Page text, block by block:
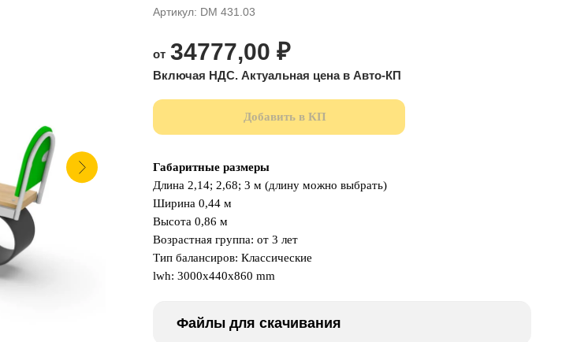
Артикул: DM 431.03
34777,00 ₽
Добавить в КП
Габаритные размеры
Длина 2,14; 2,68; 3 м (длину можно выбрать)
Ширина 0,44 м
Высота 0,86 м
Возрастная группа: от 3 лет
Тип балансиров: Классические
lwh: 3000x440x860 mm
Файлы для скачивания